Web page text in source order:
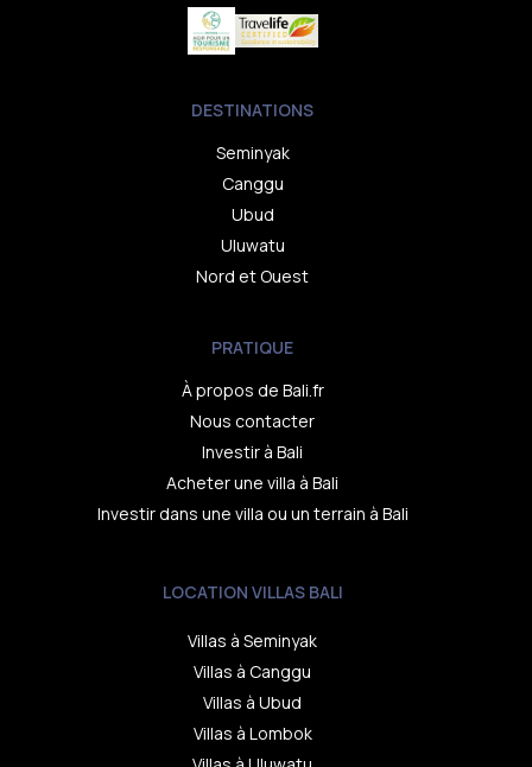
DESTINATIONS
Seminyak
Canggu
Ubud
Uluwatu
Nord et Ouest
PRATIQUE
À propos de Bali.fr
Nous contacter
Investir à Bali
Acheter une villa à Bali
Investir dans une villa ou un terrain à Bali
LOCATION VILLAS BALI
Villas à Seminyak
Villas à Canggu
Villas à Ubud
Villas à Lombok